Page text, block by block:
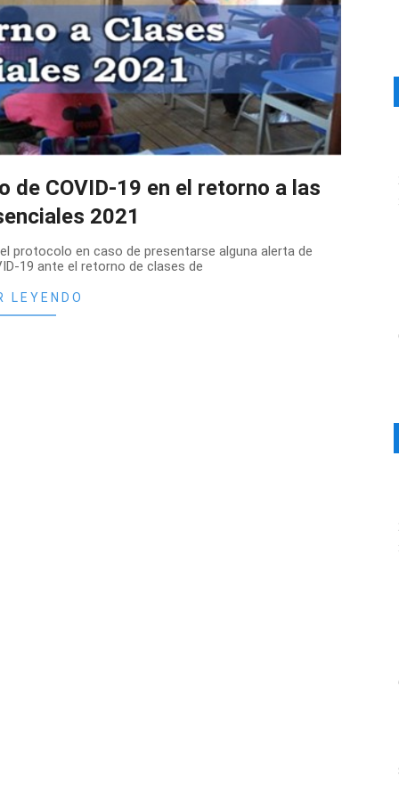
COVID-19 en el retorno a las
2021
protocolo en caso de presentarse alguna alerta de
19 ante el retorno de clases de
LEYENDO